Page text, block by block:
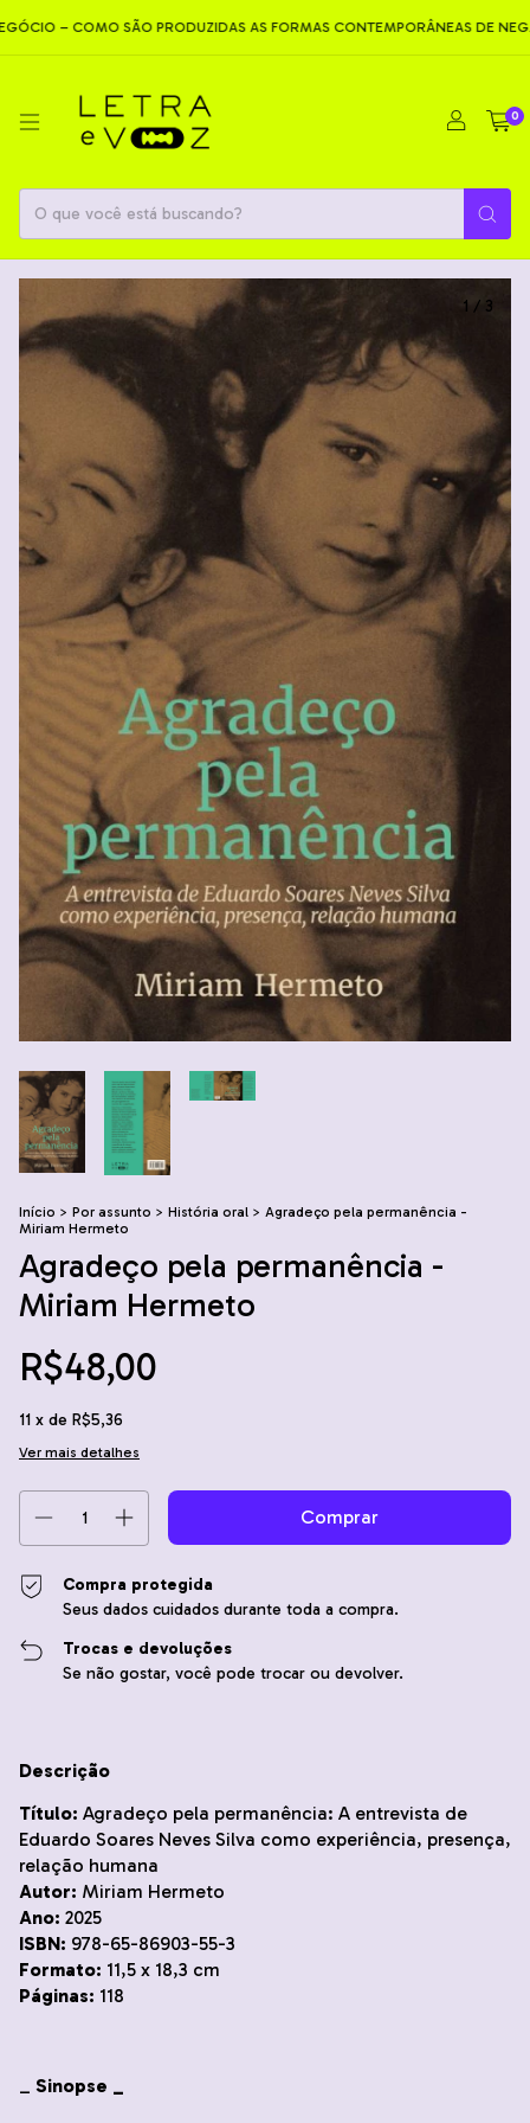
– COMO SÃO PRODUZIDAS AS FORMAS CONTEMPORÂNEAS DE
0
1 / 3
Início > Por assunto > História oral > Agradeço pela permanência -
Miriam Hermeto
Agradeço pela permanência -
Miriam Hermeto
R$48,00
11 x de R$5,36
Ver mais detalhes
Compra protegida
Seus dados cuidados durante toda a compra.
Trocas e devoluções
Se não gostar, você pode trocar ou devolver.
Descrição
Título: Agradeço pela permanência: A entrevista de
Eduardo Soares Neves Silva como experiência, presença,
relação humana
Autor: Miriam Hermeto
Ano: 2025
ISBN: 978-65-86903-55-3
Formato: 11,5 x 18,3 cm
Páginas: 118
Sinopse _